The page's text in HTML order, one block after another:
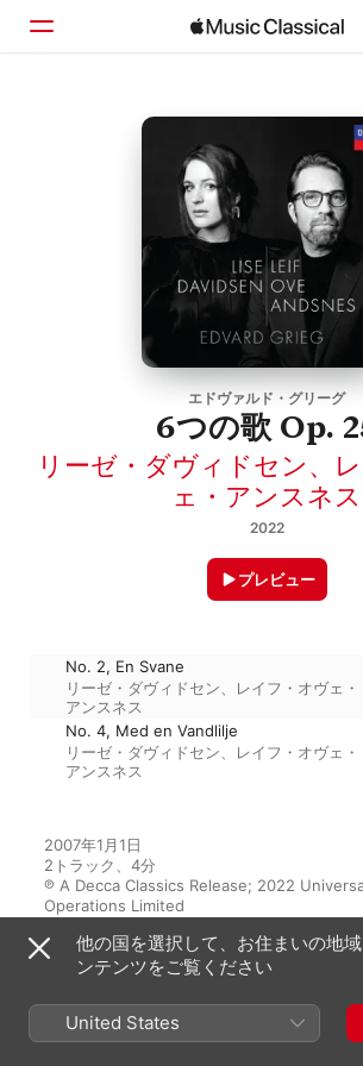
エドヴァルド・グリーグ
6つの歌 Op.
リーゼ・ダヴィドセン、
ェ・アンスネス
2022
プレビュー
No. 2, En Svane
リーゼ・ダヴィドセン
レイフ・オヴェ・
アンスネス
No. 4, Med en Vandlilje
リーゼ・ダヴィドセン
レイフ・オヴェ・
アンスネス
2007年1月1日
2トラック、4分
℗ A Decca Classics Release; 2022
Operations Limited
他の国を選択して、お住まいの地
ンテンツをご覧ください
United States